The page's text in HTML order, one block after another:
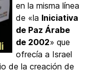
en la misma línea
de «la Iniciativa
de Paz Árabe
de 2002» que
ofrecía a Israel
de la creación de